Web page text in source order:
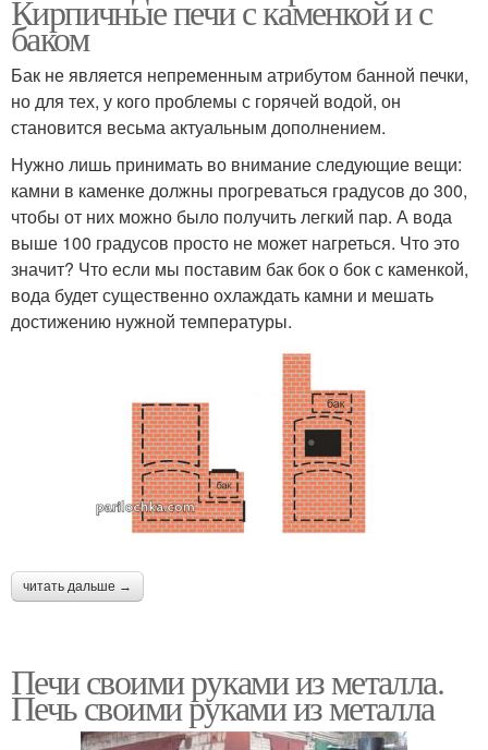
Кирпичные печи с каменкой и с
баком
Бак не является непременным атрибутом банной печки,
но для тех, у кого проблемы с горячей водой, он
становится весьма актуальным дополнением.
Нужно лишь принимать во внимание следующие вещи:
камни в каменке должны прогреваться градусов до 300,
чтобы от них можно было получить легкий пар. А вода
выше 100 градусов просто не может нагреться. Что это
значит? Что если мы поставим бак бок о бок с каменкой,
вода будет существенно охлаждать камни и мешать
достижению нужной температуры.
читать дальше →
Печи своими руками из металла.
Печь своими руками из металла